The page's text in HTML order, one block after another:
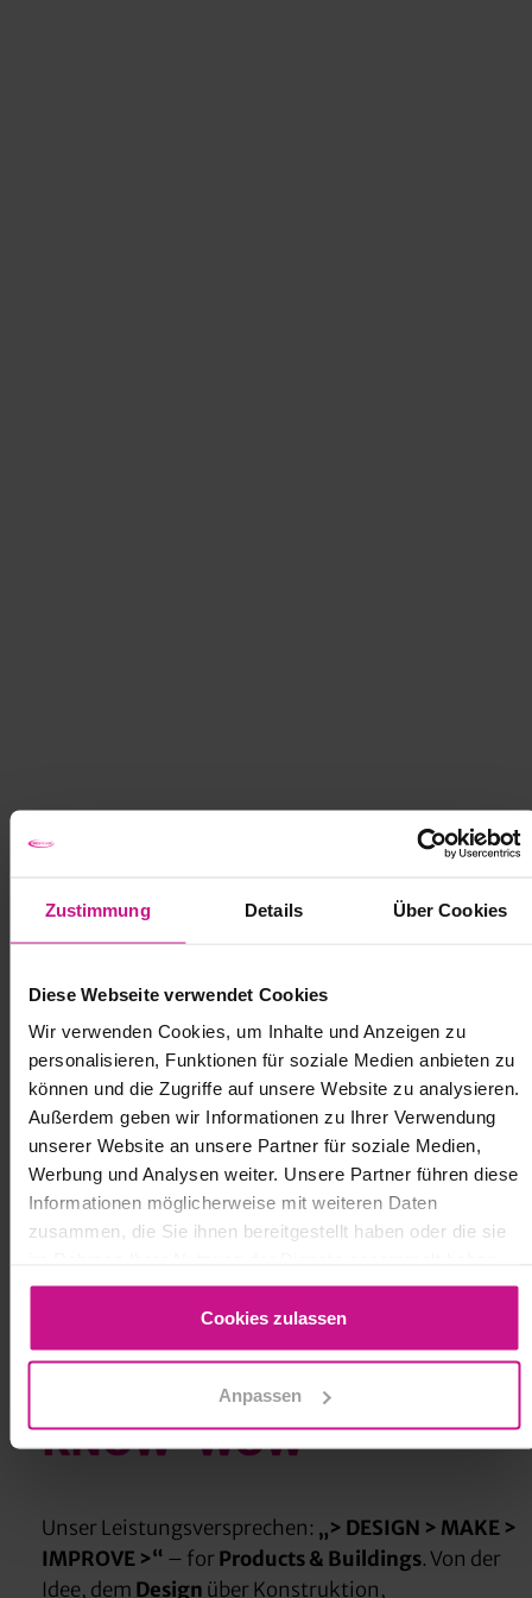
Zustimmung Details Über Cookies
Diese Webseite verwendet Cookies
Wir verwenden Cookies, um Inhalte und Anzeigen zu
personalisieren, Funktionen für soziale Medien anbieten zu
können und die Zugriffe auf unsere Website zu analysieren.
Außerdem geben wir Informationen zu Ihrer Verwendung
unserer Website an unsere Partner für soziale Medien,
Werbung und Analysen weiter. Unsere Partner führen diese
Informationen möglicherweise mit weiteren Daten
zusammen, die Sie ihnen bereitgestellt haben oder die sie
Cookies zulassen
Anpassen
> DESIGN > MAKE > IMPROVE >
WESTCAM GROUP
KNOW-WOW
Unser Leistungsversprechen: „> DESIGN > MAKE >
IMPROVE >“ – for Products & Buildings. Von der
Idee, dem Design über Konstruktion,